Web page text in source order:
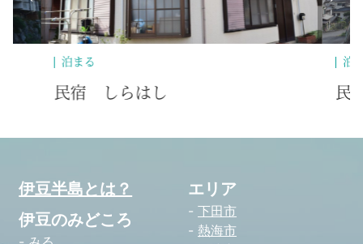
泊まる
民宿 あづま
伊豆半島とは？
伊豆のみどころ
エリア
下田市
熱海市